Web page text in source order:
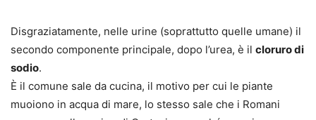
Disgraziatamente, nelle urine (soprattutto quelle umane) il
secondo componente principale, dopo l’urea, è il cloruro di
sodio.
È il comune sale da cucina, il motivo per cui le piante
muoiono in acqua di mare, lo stesso sale che i Romani